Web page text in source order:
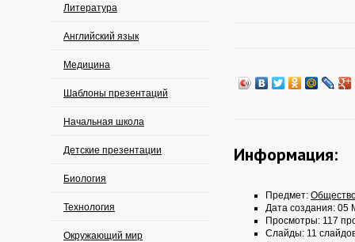
Литература
Английский язык
Медицина
Шаблоны презентаций
Начальная школа
Детские презентации
Биология
Технология
Окружающий мир
Информация:
Предмет:
Дата создания: 05
Просмотры: 117
Слайды: 11